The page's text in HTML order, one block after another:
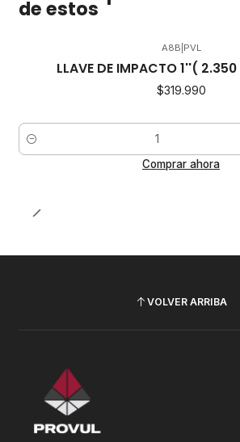
de estos
A8B PVL
LLAVE DE IMPACTO 1''(
$319.990
Cantidad
Comprar ahora
VOLVER ARRIBA